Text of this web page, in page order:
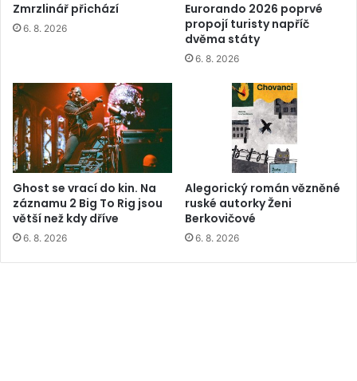
Zmrzlinář přichází
6. 8. 2026
Eurorando 2026 poprvé
propojí turisty napříč
dvěma státy
6. 8. 2026
Ghost se vrací do kin. Na
záznamu 2 Big To Rig jsou
větší než kdy dříve
6. 8. 2026
Alegorický román vězněné
ruské autorky Ženi
Berkovičové
6. 8. 2026